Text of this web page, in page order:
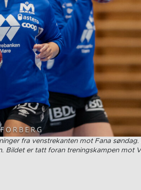
fra venstrekanten mot Fana søndag.
Bildet er tatt foran treningskampen mot